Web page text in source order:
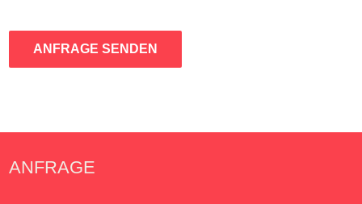
ANFRAGE SENDEN
ANFRAGE